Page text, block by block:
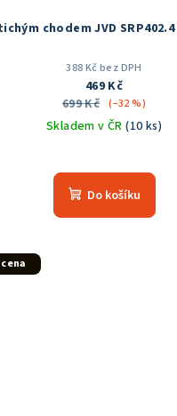
chodem JVD SRP402.4
388 Kč bez DPH
469 Kč
699 Kč (–32 %)
Skladem v ČR(10 ks)
hodnocení
produktu
Do košíku